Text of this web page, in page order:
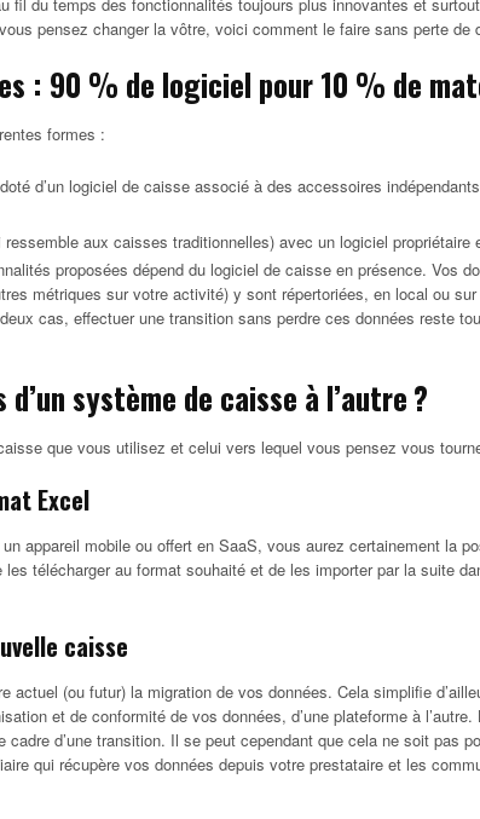
pensez changer la vôtre, voici comment le faire sans perte de
: 90 % de logiciel pour 10 % de
formes :
d’un logiciel de caisse associé à des accessoires
aux caisses traditionnelles) avec un logiciel propriétaire
proposées dépend du logiciel de caisse en présence. Vos
métriques sur votre activité) y sont répertoriées, en local ou
cas, effectuer une transition sans perdre ces données reste
système de caisse à l’autre ?
que vous utilisez et celui vers lequel vous pensez vous
Excel
appareil mobile ou offert en SaaS, vous aurez certainement la
télécharger au format souhaité et de les importer par la suite
caisse
(ou futur) la migration de vos données. Cela simplifie
et de conformité de vos données, d’une plateforme à l’autre.
d’une transition. Il se peut cependant que cela ne soit pas
qui récupère vos données depuis votre prestataire et les